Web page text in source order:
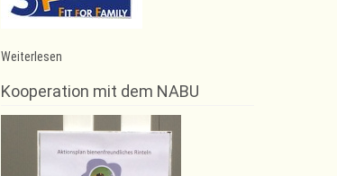
Weiterlesen
–
Integration
durch
Sport
Kooperation mit dem NABU